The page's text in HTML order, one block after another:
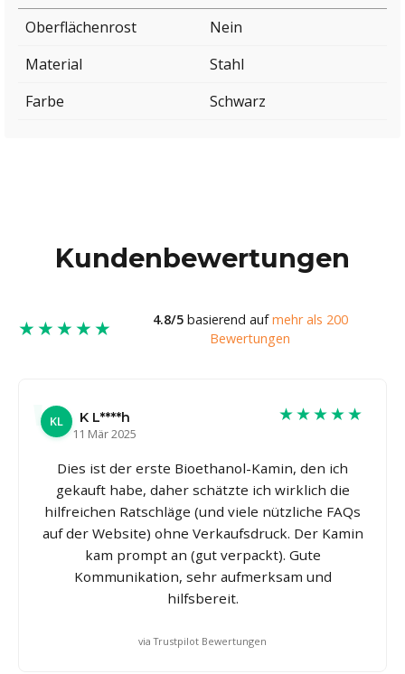
Oberflächenrost
Nein
Material
Stahl
Farbe
Schwarz
Kundenbewertungen
★★★★★ 4.8/5basierend aufmehr als 200
Bewertungen
KL
K L****h
11 Mär 2025
★★★★★
Dies ist der erste Bioethanol-Kamin, den ich
gekauft habe, daher schätzte ich wirklich die
hilfreichen Ratschläge (und viele nützliche FAQs
auf der Website) ohne Verkaufsdruck. Der Kamin
kam prompt an (gut verpackt). Gute
Kommunikation, sehr aufmerksam und
hilfsbereit.
via Trustpilot Bewertungen